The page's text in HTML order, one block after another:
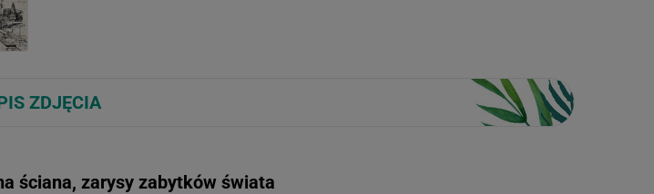
ZDJĘCIA
ściana, zarysy zabytków świata